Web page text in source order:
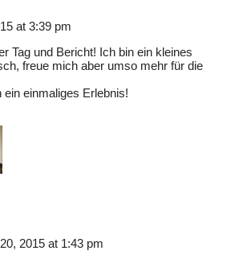
at 3:39 pm
Tag und Bericht! Ich bin ein kleines
freue mich aber umso mehr für die
einmaliges Erlebnis!
2015 at 1:43 pm